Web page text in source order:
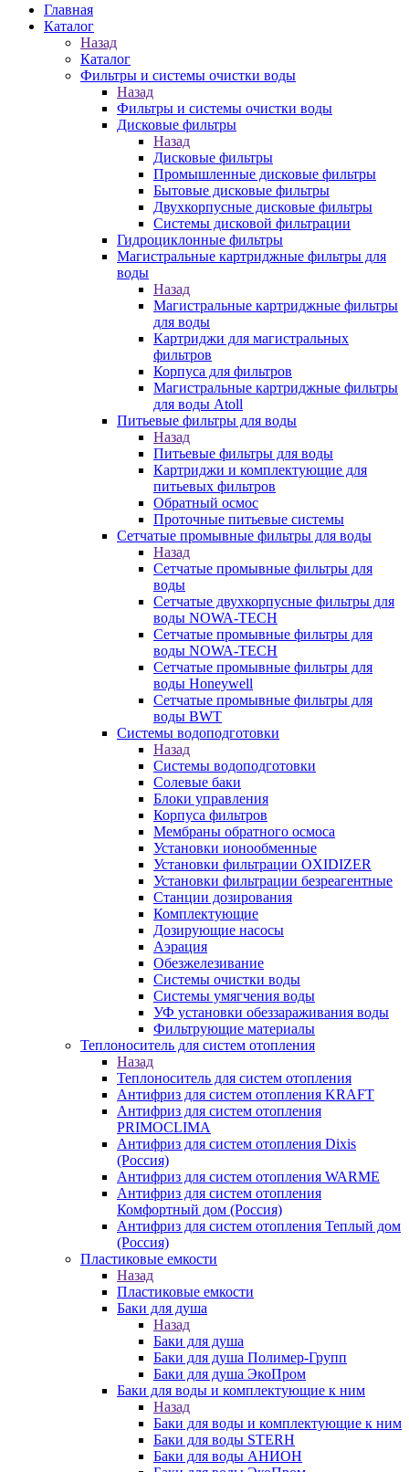
Главная
Каталог
Назад
Каталог
Фильтры и системы очистки воды
Назад
Фильтры и системы очистки воды
Дисковые фильтры
Назад
Дисковые фильтры
Промышленные дисковые фильтры
Бытовые дисковые фильтры
Двухкорпусные дисковые фильтры
Системы дисковой фильтрации
Гидроциклонные фильтры
Магистральные картриджные фильтры для
воды
Назад
Магистральные картриджные фильтры
для воды
Картриджи для магистральных
фильтров
Корпуса для фильтров
Магистральные картриджные фильтры
для воды Atoll
Питьевые фильтры для воды
Назад
Питьевые фильтры для воды
Картриджи и комплектующие для
питьевых фильтров
Обратный осмос
Проточные питьевые системы
Сетчатые промывные фильтры для воды
Назад
Сетчатые промывные фильтры для
воды
Сетчатые двухкорпусные фильтры для
воды NOWA-TECH
Сетчатые промывные фильтры для
воды NOWA-TECH
Сетчатые промывные фильтры для
воды Honeywell
Сетчатые промывные фильтры для
воды BWT
Системы водоподготовки
Назад
Системы водоподготовки
Солевые баки
Блоки управления
Корпуса фильтров
Мембраны обратного осмоса
Установки ионообменные
Установки фильтрации OXIDIZER
Установки фильтрации безреагентные
Станции дозирования
Комплектующие
Дозирующие насосы
Аэрация
Обезжелезивание
Системы очистки воды
Системы умягчения воды
УФ установки обеззараживания воды
Фильтрующие материалы
Теплоноситель для систем отопления
Назад
Теплоноситель для систем отопления
Антифриз для систем отопления KRAFT
Антифриз для систем отопления
PRIMOCLIMA
Антифриз для систем отопления Dixis
(Россия)
Антифриз для систем отопления WARME
Антифриз для систем отопления
Комфортный дом (Россия)
Антифриз для систем отопления Теплый дом
(Россия)
Пластиковые емкости
Назад
Пластиковые емкости
Баки для душа
Назад
Баки для душа
Баки для душа Полимер-Групп
Баки для душа ЭкоПром
Баки для воды и комплектующие к ним
Назад
Баки для воды и комплектующие к ним
Баки для воды STERH
Баки для воды АНИОН